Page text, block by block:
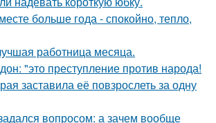
больше года - спокойно, тепло,
работница месяца.
"это преступление против народа!
заставила её повзрослеть за одну
вопросом: а зачем вообще